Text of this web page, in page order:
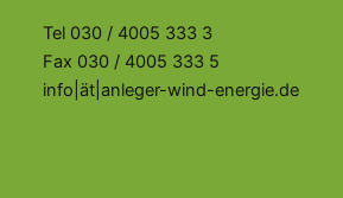
Tel 030 / 4005 333 3
Fax 030 / 4005 333 5
info|ät|anleger-wind-energie.de